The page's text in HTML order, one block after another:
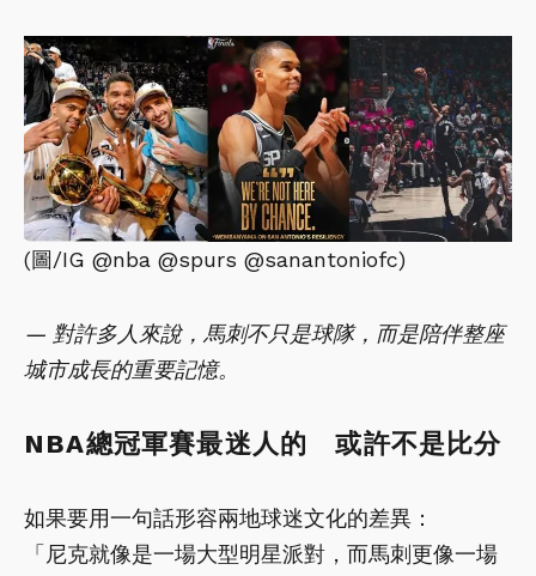
(圖/IG @nba @spurs @sanantoniofc)
— 對許多人來說，馬刺不只是球隊，而是陪伴整座
城市成長的重要記憶。
NBA總冠軍賽最迷人的 或許不是比分
如果要用一句話形容兩地球迷文化的差異：
「尼克就像是一場大型明星派對，而馬刺更像一場